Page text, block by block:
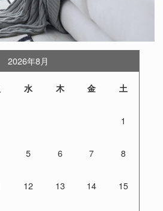
2026年8月
水 木 金 土
1
5 6 7 8
12 13 14 15